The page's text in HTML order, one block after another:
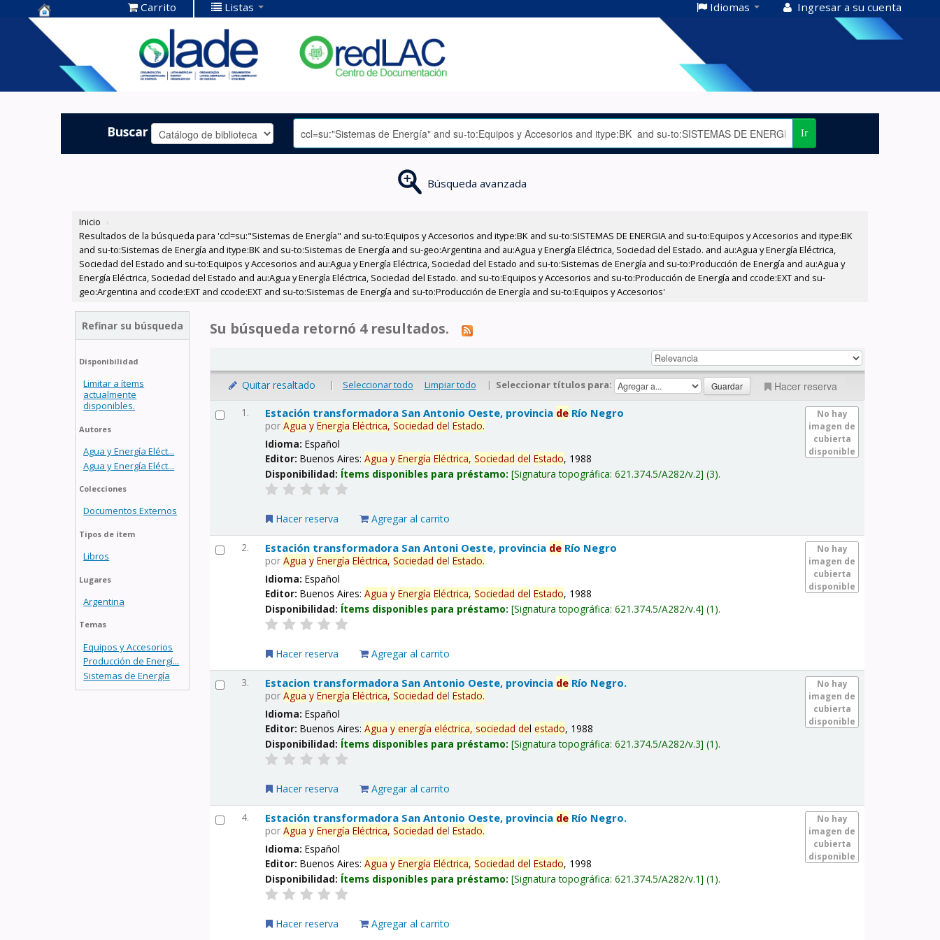
Centro de
Documentación
OLADE -
Carrito Listas Idiomas Ingresar a su cuenta
Buscar Ir
Búsqueda avanzada
Inicio ›
Resultados de la búsqueda para 'ccl=su:"Sistemas de Energía" and su-to:Equipos y Accesorios and itype:BK and su-to:SISTEMAS DE ENERGIA and su-to:Equipos y Accesorios and itype:BK
and su-to:Sistemas de Energía and itype:BK and su-to:Sistemas de Energía and su-geo:Argentina and au:Agua y Energía Eléctrica, Sociedad del Estado. and au:Agua y Energía Eléctrica,
Sociedad del Estado and su-to:Equipos y Accesorios and au:Agua y Energía Eléctrica, Sociedad del Estado and su-to:Sistemas de Energía and su-to:Producción de Energía and au:Agua y
Energía Eléctrica, Sociedad del Estado and au:Agua y Energía Eléctrica, Sociedad del Estado. and su-to:Equipos y Accesorios and su-to:Producción de Energía and ccode:EXT and su-
geo:Argentina and ccode:EXT and ccode:EXT and su-to:Sistemas de Energía and su-to:Producción de Energía and su-to:Equipos y Accesorios'
Refinar su búsqueda
Disponibilidad
Limitar a ítems
actualmente
disponibles.
Autores
Agua y Energía Eléct...
Agua y Energía Eléct...
Colecciones
Documentos Externos
Tipos de ítem
Libros
Lugares
Argentina
Temas
Equipos y Accesorios
Producción de Energí...
Sistemas de Energía
Su búsqueda retornó 4 resultados.
Quitar resaltado | Seleccionar todo Limpiar todo | Seleccionar títulos para: Hacer reserva
1.
No hay
imagen de
cubierta
disponible
Estación transformadora San Antonio Oeste, provincia de Río Negro
porAgua y Energía Eléctrica, Sociedad delEstado.
Idioma:Español
Editor:Buenos Aires:Agua y Energía Eléctrica, Sociedad delEstado, 1988
Disponibilidad: Ítems disponibles para préstamo: Signatura topográfica:621.374.5/A282/v.2 (3).
Hacer reserva Agregar al carrito
2.
No hay
imagen de
cubierta
disponible
Estación transformadora San Antoni Oeste, provincia de Río Negro
porAgua y Energía Eléctrica, Sociedad delEstado.
Idioma:Español
Editor:Buenos Aires:Agua y Energía Eléctrica, Sociedad delEstado, 1988
Disponibilidad: Ítems disponibles para préstamo: Signatura topográfica:621.374.5/A282/v.4 (1).
Hacer reserva Agregar al carrito
3.
No hay
imagen de
cubierta
disponible
Estacion transformadora San Antonio Oeste, provincia de Río Negro.
porAgua y Energía Eléctrica, Sociedad delEstado.
Idioma:Español
Editor:Buenos Aires:Agua y energía eléctrica, sociedad delestado, 1988
Disponibilidad: Ítems disponibles para préstamo: Signatura topográfica:621.374.5/A282/v.3 (1).
Hacer reserva Agregar al carrito
4.
No hay
imagen de
cubierta
disponible
Estación transformadora San Antonio Oeste, provincia de Río Negro.
porAgua y Energía Eléctrica, Sociedad delEstado.
Idioma:Español
Editor:Buenos Aires:Agua y Energía Eléctrica, Sociedad delEstado, 1998
Disponibilidad: Ítems disponibles para préstamo: Signatura topográfica:621.374.5/A282/v.1 (1).
Hacer reserva Agregar al carrito